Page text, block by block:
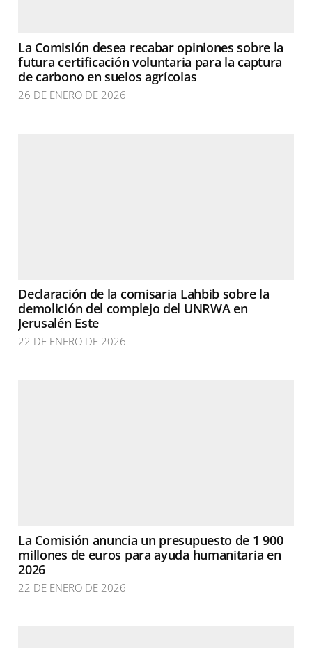
La Comisión desea recabar opiniones sobre la
futura certificación voluntaria para la captura
de carbono en suelos agrícolas
26 DE ENERO DE 2026
Declaración de la comisaria Lahbib sobre la
demolición del complejo del UNRWA en
Jerusalén Este
22 DE ENERO DE 2026
La Comisión anuncia un presupuesto de 1 900
millones de euros para ayuda humanitaria en
2026
22 DE ENERO DE 2026